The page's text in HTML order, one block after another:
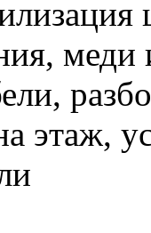
меди
этаж,